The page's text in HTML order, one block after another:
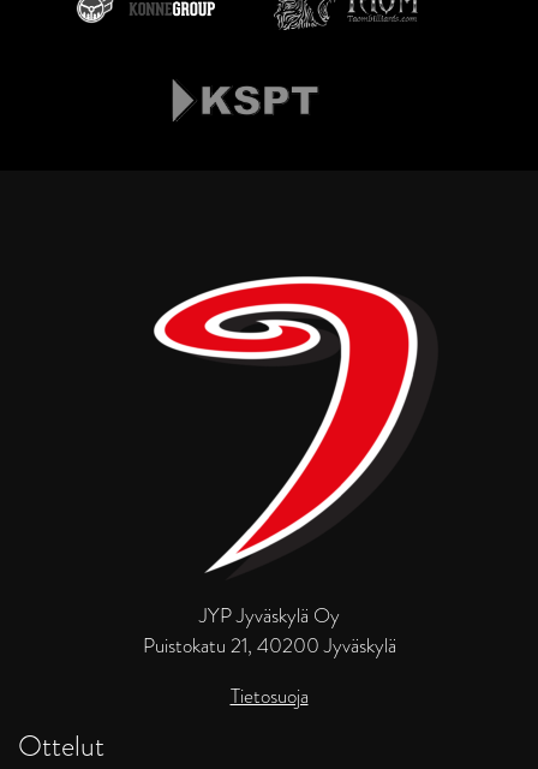
JYP Jyväskylä Oy
Puistokatu 21, 40200 Jyväskylä
Tietosuoja
Ottelut